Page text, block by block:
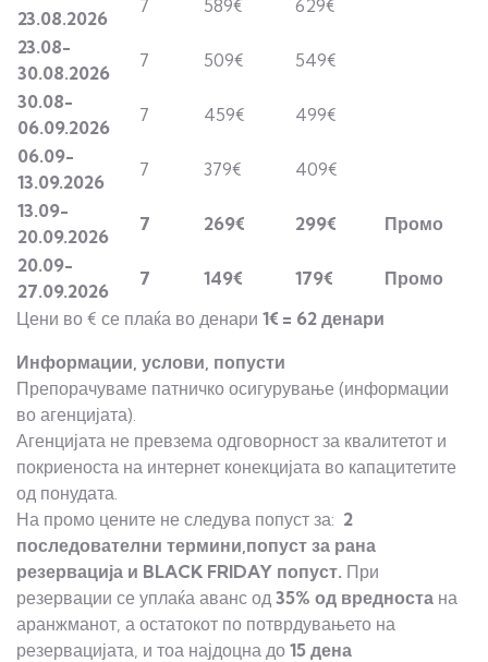
23.08.2026
7 589€
629€
23.08-
30.08.2026
7 509€
549€
30.08-
06.09.2026
7 459€
499€
06.09-
13.09.2026
7 379€
409€
13.09-
20.09.2026
7 269€ 299€
Промо
20.09-
27.09.2026
7 149€ 179€
Промо
Цени во € се плаќа во денари 1€ = 62 денари
Информации, услови, попусти
Препорачуваме патничко осигурување (информации
во агенцијата).
Агенцијата не превзема одговорност за квалитетот и
покриеноста на интернет конекцијата во капацитетите
од понудата.
На промо цените не следува попуст за: 2
последователни термини,попуст за рана
резервација и BLACK FRIDAY попуст. При
резервации се уплаќа аванс од 35% од вредноста на
аранжманот, а остатокот по потврдувањето на
резервацијата, и тоа најдоцна до 15 дена